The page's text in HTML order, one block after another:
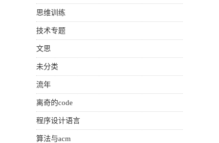
思维训练
技术专题
文思
未分类
流年
离奇的code
程序设计语言
算法与acm